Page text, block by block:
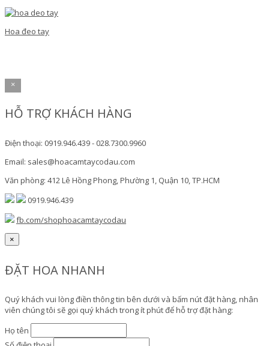
Hoa đeo tay
×
HỖ TRỢ KHÁCH HÀNG
Điện thoại: 0919.946.439 - 028.7300.9960
Email: sales@hoacamtaycodau.com
Văn phòng: 412 Lê Hồng Phong, Phường 1, Quận 10, TP.HCM
0919.946.439
fb.com/shophoacamtaycodau
×
ĐẶT HOA NHANH
Quý khách vui lòng điền thông tin bên dưới và bấm nút đặt hàng, nhân
viên chúng tôi sẽ gọi quý khách trong ít phút để hỗ trợ đặt hàng:
Họ tên